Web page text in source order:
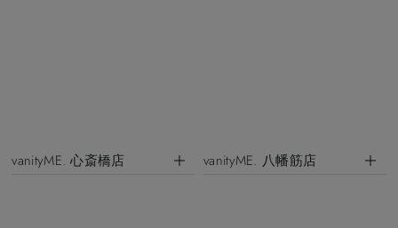
vanityME. 心斎橋店 vanityME. 八幡筋店